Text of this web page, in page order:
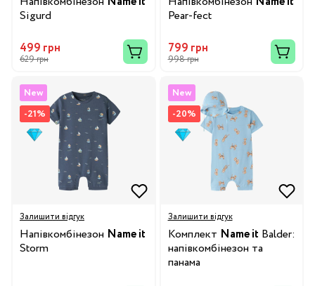
Sigurd
499 грн
629 грн
Pear-fect
799 грн
998 грн
New
-21%
Залишити відгук
Напівкомбінезон Name it
Storm
New
-20%
Залишити відгук
Комплект Name it Balder:
напівкомбінезон та
панама